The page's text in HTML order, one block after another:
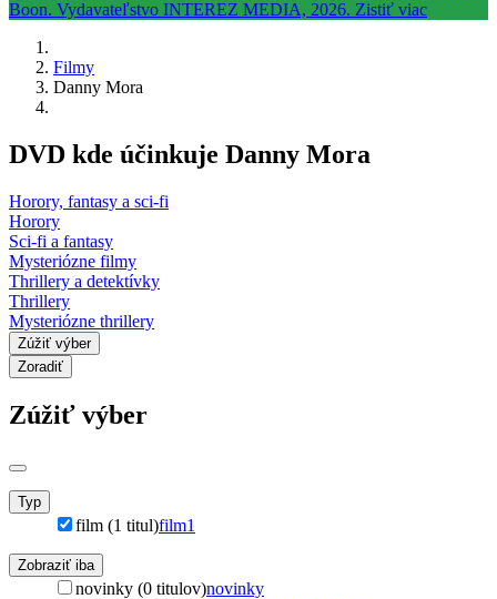
Filmy
Danny Mora
DVD kde účinkuje Danny Mora
Horory, fantasy a sci-fi
Horory
Sci-fi a fantasy
Mysteriózne filmy
Thrillery a detektívky
Thrillery
Mysteriózne thrillery
Zúžiť výber
Zoradiť
Zúžiť výber
Typ
film (1 titul)film1
Zobraziť iba
novinky (0 titulov)novinky